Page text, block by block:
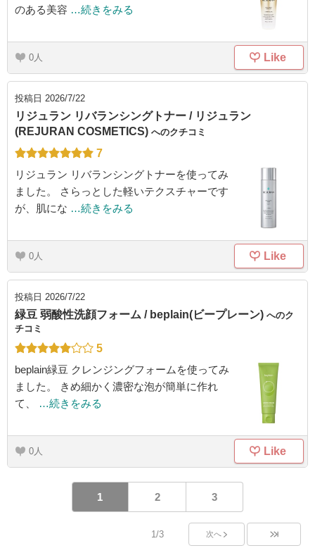
のある美容 …続きをみる
0 Like
投稿日 2026/7/22
リジュラン リバランシングトナー / リジュラン
(REJURAN COSMETICS) へのクチコミ
7
リジュラン リバランシングトナーを使ってみ
ました。 さらっとした軽いテクスチャーです
が、肌にな …続きをみる
0 Like
投稿日 2026/7/22
緑豆 弱酸性洗顔フォーム / beplain(ビープレーン) へのク
チコミ
5
beplain緑豆 クレンジングフォームを使ってみ
ました。 きめ細かく濃密な泡が簡単に作れ
て、
…続きをみる
0 Like
1 2 3
1/3 次へ